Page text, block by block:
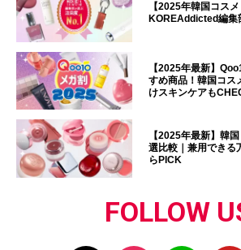
【2025年韓国コス
KOREAddicted編集
【2025年最新】
すめ商品！韓国コス
けスキンケアも
【2025年最新】韓
選比較｜兼用できる
らPICK
FOLLOW